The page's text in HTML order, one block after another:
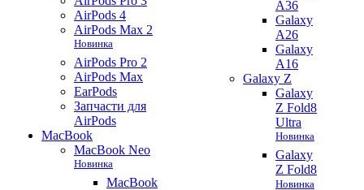
AirPods 4
AirPods Max 2
Новинка
AirPods Pro 2
AirPods Max
EarPods
Запчасти для
AirPods
MacBook
MacBook Neo
Новинка
MacBook
A36
Galaxy
A26
Galaxy
A16
Galaxy Z
Galaxy
Z Fold8
Ultra
Новинка
Galaxy
Z Fold8
Новинка